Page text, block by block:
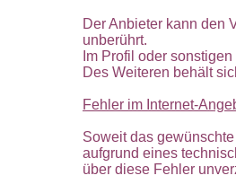
Der Anbieter kann den
unberührt.
Im Profil oder
Des Weiteren behält
Fehler im Internet-
Soweit das
aufgrund eines
über diese Fehler